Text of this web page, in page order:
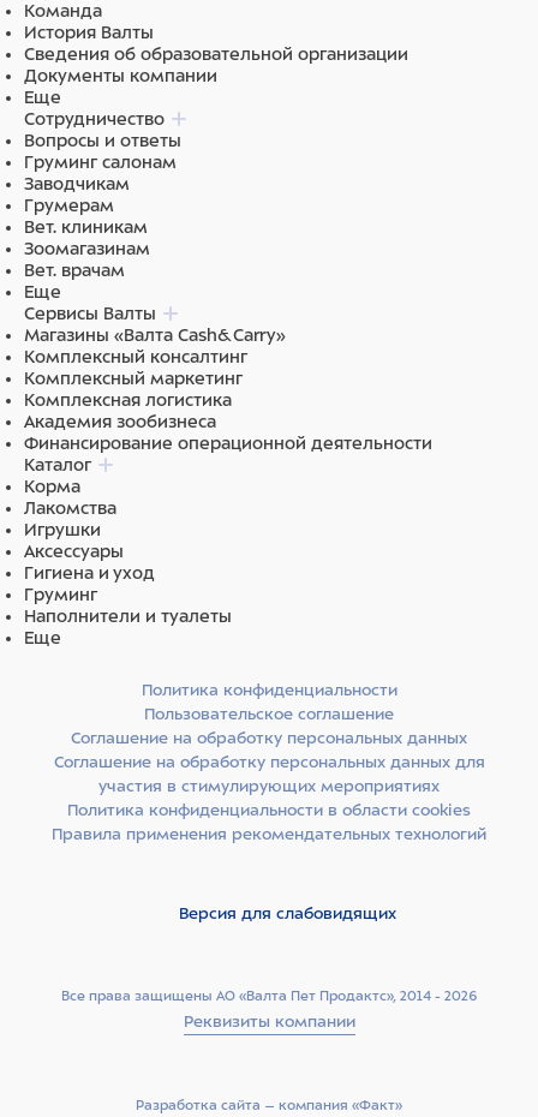
Команда
История Валты
Сведения об образовательной организации
Документы компании
Еще
Сотрудничество
Вопросы и ответы
Груминг салонам
Заводчикам
Грумерам
Вет. клиникам
Зоомагазинам
Вет. врачам
Еще
Сервисы Валты
Магазины «Валта Cash&Carry»
Комплексный консалтинг
Комплексный маркетинг
Комплексная логистика
Академия зообизнеса
Финансирование операционной деятельности
Каталог
Корма
Лакомства
Игрушки
Аксессуары
Гигиена и уход
Груминг
Наполнители и туалеты
Еще
Все права защищены АО «Валта Пет Продактс», 2014 - 2026
Реквизиты компании
Политика конфиденциальности
Пользовательское соглашение
Соглашение на обработку персональных данных
Соглашение на обработку персональных данных для
участия в стимулирующих мероприятиях
Политика конфиденциальности в области cookies
Правила применения рекомендательных технологий
Версия для слабовидящих
Разработка сайта –­ компания «Факт»